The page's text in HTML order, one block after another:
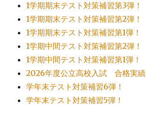
1学期期末テスト対策補習第3弾！
1学期期末テスト対策補習第2弾！
1学期期末テスト対策補習第1弾！
1学期中間テスト対策補習第2弾！
1学期中間テスト対策補習第1弾！
2026年度公立高校入試 合格実績
学年末テスト対策補習6弾！
学年末テスト対策補習5弾！